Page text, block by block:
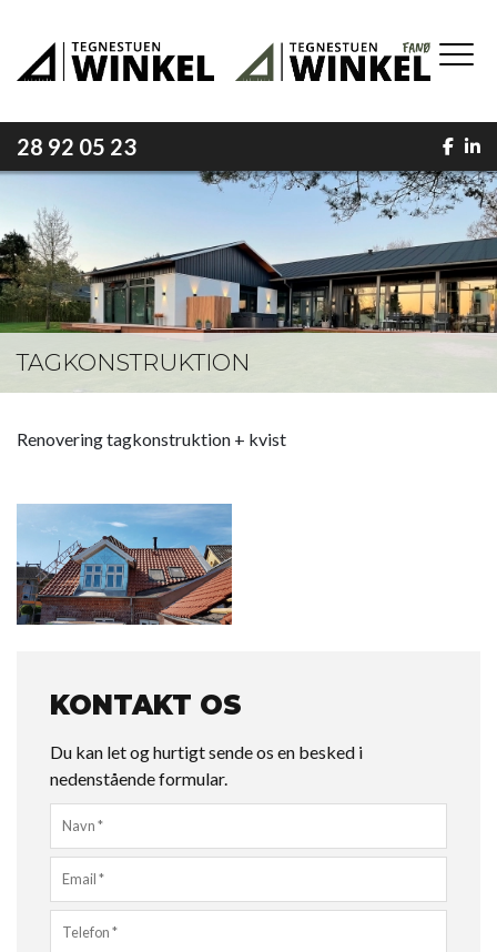
hovedindhold
28 92 05 23
TAGKONSTRUKTION
Renovering tagkonstruktion + kvist
KONTAKT OS
Du kan let og hurtigt sende os en besked i
nedenstående formular.